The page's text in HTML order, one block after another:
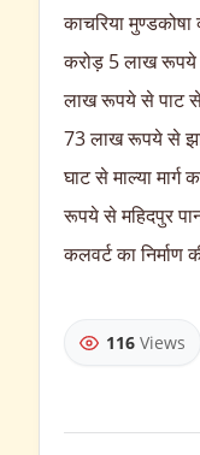
काचरिया
करोड़ 5 लाख रूपये
लाख रूपये से पाट से
73 लाख रूपये से
घाट से माल्या मार्ग
रूपये से महिदपुर
कलवर्ट का निर्माण
116 Views